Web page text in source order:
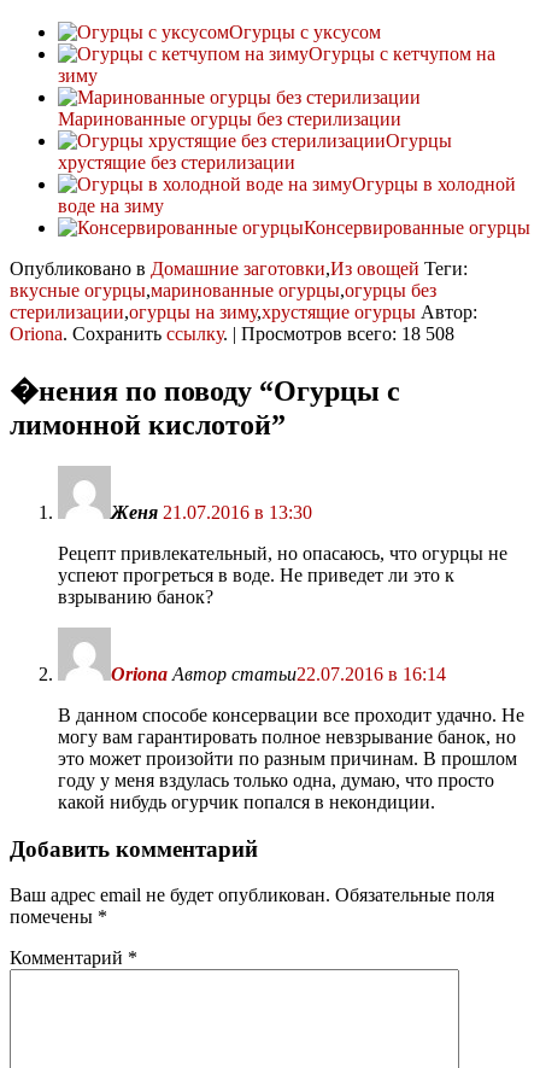
Огурцы с уксусом
Огурцы с кетчупом на
зиму
Маринованные огурцы без стерилизации
Огурцы
хрустящие без стерилизации
Огурцы в холодной
воде на зиму
Консервированные огурцы
Опубликовано в Домашние заготовки,Из овощей Теги:
вкусные огурцы,маринованные огурцы,огурцы без
стерилизации,огурцы на зиму,хрустящие огурцы Автор:
Oriona. Сохранить ссылку. | Просмотров всего: 18 508
�нения по поводу “Огурцы с
лимонной кислотой”
Женя 21.07.2016 в 13:30
Рецепт привлекательный, но опасаюсь, что огурцы не
успеют прогреться в воде. Не приведет ли это к
взрыванию банок?
Oriona Автор статьи22.07.2016 в 16:14
В данном способе консервации все проходит удачно. Не
могу вам гарантировать полное невзрывание банок, но
это может произойти по разным причинам. В прошлом
году у меня вздулась только одна, думаю, что просто
какой нибудь огурчик попался в некондиции.
Добавить комментарий
Ваш адрес email не будет опубликован. Обязательные поля
помечены *
Комментарий *